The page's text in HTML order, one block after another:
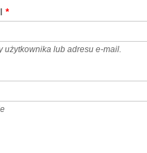
*
użytkownika lub adresu e-mail.